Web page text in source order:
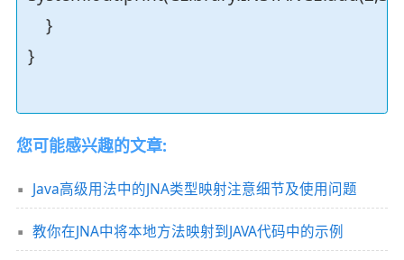
}
}
您可能感兴趣的文章:
Java高级用法中的JNA类型映射注意细节及使用问题
教你在JNA中将本地方法映射到JAVA代码中的示例